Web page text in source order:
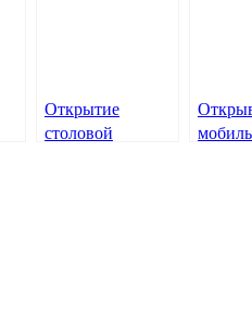
Открытие
столовой